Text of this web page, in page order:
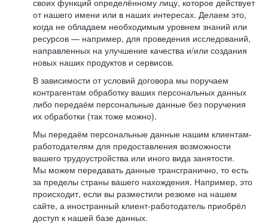
своих функций определённому лицу, которое действует
от нашего имени или в наших интересах. Делаем это,
когда не обладаем необходимым уровнем знаний или
ресурсов — например, для проведения исследований,
направленных на улучшение качества и/или создания
новых наших продуктов и сервисов.
В зависимости от условий договора мы поручаем
контрагентам обработку ваших персональных данных
либо передаём персональные данные без поручения
их обработки (так тоже можно).
Мы передаём персональные данные нашим клиентам-
работодателям для предоставления возможности
вашего трудоустройства или иного вида занятости.
Мы можем передавать данные трансгранично, то есть
за пределы страны вашего нахождения. Например, это
происходит, если вы разместили резюме на нашем
сайте, а иностранный клиент-работодатель приобрёл
доступ к нашей базе данных.